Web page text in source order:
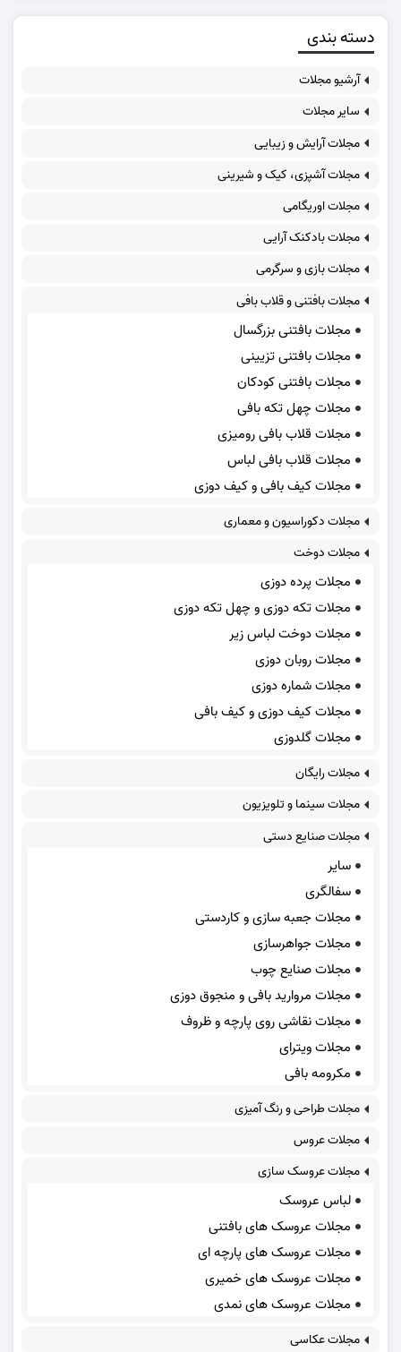
دسته بندی
آرشیو مجلات
سایر مجلات
مجلات آرایش و زیبایی
مجلات آشپزی، کیک و شیرینی
مجلات اوریگامی
مجلات بادکنک آرایی
مجلات بازی و سرگرمی
مجلات بافتنی و قلاب بافی
مجلات بافتنی بزرگسال
مجلات بافتنی تزیینی
مجلات بافتنی کودکان
مجلات چهل تکه بافی
مجلات قلاب بافی رومیزی
مجلات قلاب بافی لباس
مجلات کیف بافی و کیف دوزی
مجلات دکوراسیون و معماری
مجلات دوخت
مجلات پرده دوزی
مجلات تکه دوزی و چهل تکه دوزی
مجلات دوخت لباس زیر
مجلات روبان دوزی
مجلات شماره دوزی
مجلات کیف دوزی و کیف بافی
مجلات گلدوزی
مجلات رایگان
مجلات سینما و تلویزیون
مجلات صنایع دستی
سایر
سفالگری
مجلات جعبه سازی و کاردستی
مجلات جواهرسازی
مجلات صنایع چوب
مجلات مروارید بافی و منجوق دوزی
مجلات نقاشی روی پارچه و ظروف
مجلات ویترای
مکرومه بافی
مجلات طراحی و رنگ آمیزی
مجلات عروس
مجلات عروسک سازی
لباس عروسک
مجلات عروسک های بافتنی
مجلات عروسک های پارچه ای
مجلات عروسک های خمیری
مجلات عروسک های نمدی
مجلات عکاسی